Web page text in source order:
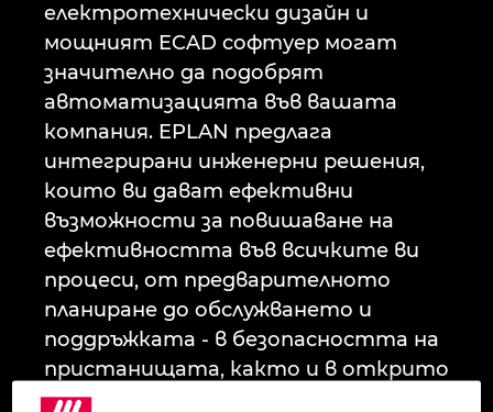
електротехнически дизайн и
мощният ECAD софтуер могат
значително да подобрят
автоматизацията във вашата
компания. EPLAN предлага
интегрирани инженерни решения,
които ви дават ефективни
възможности за повишаване на
ефективността във всичките ви
процеси, от предварителното
планиране до обслужването и
поддръжката - в безопасността на
пристанищата, както и в открито
море.
Индонезия
Ирландия
Испания
Италия
Канада
Китай
Китай Тайван
Колумбия